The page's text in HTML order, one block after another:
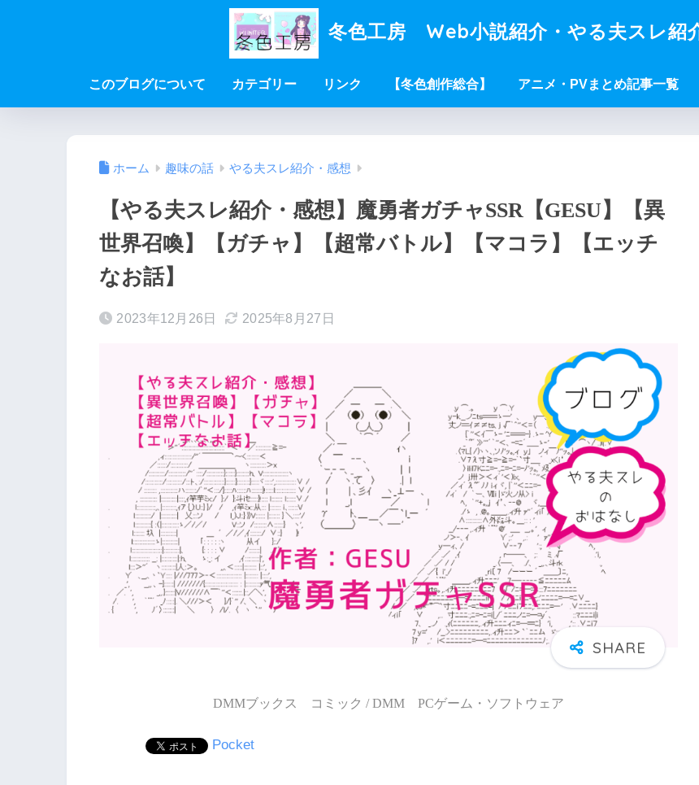
冬色工房 Web小説紹介・やる夫スレ紹
このブログについて カテゴリー リンク 【冬色創作総合】 アニメ・PVまとめ記事一覧
ホーム 趣味の話 やる夫スレ紹介・感想
【やる夫スレ紹介・感想】魔勇者ガチャSSR【GESU】【異
世界召喚】【ガチャ】【超常バトル】【マコラ】【エッチ
なお話】
2023年12月26日 2025年8月27日
DMMブックス コミック / DMM PCゲーム・ソフトウェア
Pocket